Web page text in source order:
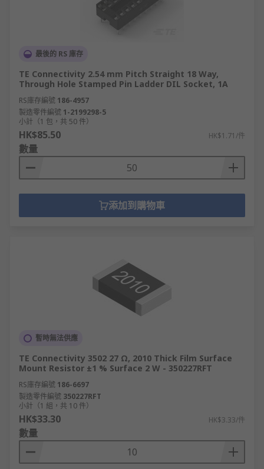
最後的 RS 庫存
TE Connectivity 2.54 mm Pitch Straight 18 Way,
Through Hole Stamped Pin Ladder DIL Socket, 1A
RS庫存編號 186-4957
製造零件編號 1-2199298-5
小計（1 包，共 50 件）
HK$85.50 HK$1.71/件
數量
添加到購物車
暫時無法供應
TE Connectivity 3502 27 Ω, 2010 Thick Film Surface
Mount Resistor ±1 % Surface 2 W - 350227RFT
RS庫存編號 186-6697
製造零件編號 350227RFT
小計（1 組，共 10 件）
HK$33.30 HK$3.33/件
數量